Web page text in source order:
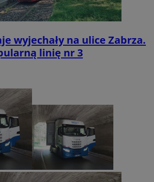
wyjechały na ulice Zabrza.
linię nr 3